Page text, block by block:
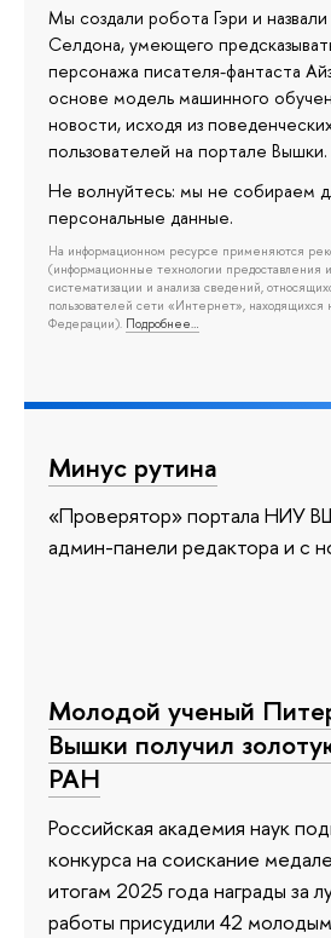
Мы создали робота Гэри и назвали
Селдона, умеющего
персонажа писателя-фантаста
основе модель машинного
новости, исходя из
пользователей на портале Вышки.
Не волнуйтесь: мы не собираем
персональные данные.
На информационном ресурсе применяются
(информационные технологии предоставления
систематизации и анализа сведений,
пользователей сети «Интернет», находящихся
Федерации). Подробнее…
Минус рутина
«Проверятор» портала НИУ
админ-панели редактора и с
Молодой ученый
Вышки получил
РАН
Российская академия наук
конкурса на соискание
итогам 2025 года награды за
работы присудили 42